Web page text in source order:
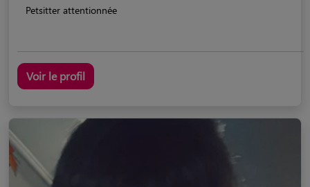
Petsitter attentionnée
Voir le profil